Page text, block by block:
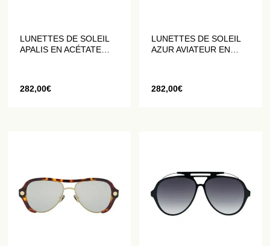
LUNETTES DE SOLEIL
APALIS EN ACÉTATE
282,00€
LUNETTES DE SOLEIL
AZUR AVIATEUR EN
282,00€